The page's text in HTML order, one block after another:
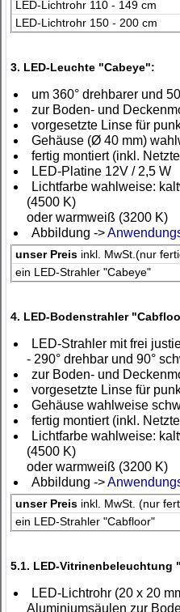
LED-Lichtrohr 110 - 149 cm
LED-Lichtrohr 150 - 200 cm
3. LED-Leuchte "Cabeye":
um 360° drehbarer und
zur Boden- und
vorgesetzte Linse für
Gehäuse (Ø 40 mm)
fertig montiert (inkl.
LED-Platine 12V / 2,5 W
Lichtfarbe wahlweise:
(4500 K)
oder warmweiß (3200 K)
Abbildung ->
unser Preis inkl. MwSt.(nur
ein LED-Strahler "Cabeye"
4. LED-Bodenstrahler
LED-Strahler mit frei
- 290° drehbar und 90°
zur Boden- und
vorgesetzte Linse für
Gehäuse wahlweise
fertig montiert (inkl.
Lichtfarbe wahlweise:
(4500 K)
oder warmweiß (3200 K)
Abbildung ->
unser Preis inkl. MwSt. (nur
ein LED-Strahler "Cabfloor"
5.1. LED-Vitrinenbeleuchtung
LED-Lichtrohr (20 x 20
Aluminiumsäulen zur